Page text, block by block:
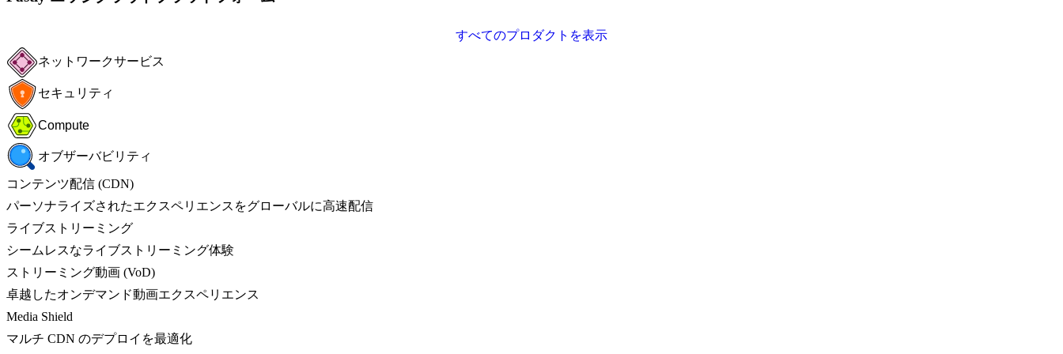
すべてのプロダクトを表示
ネットワークサービス
セキュリティ
Compute
オブザーバビリティ
コンテンツ配信 (CDN)
パーソナライズされたエクスペリエンスをグローバルに高速配信
ライブストリーミング
シームレスなライブストリーミング体験
ストリーミング動画 (VoD)
卓越したオンデマンド動画エクスペリエンス
Media Shield
マルチ CDN のデプロイを最適化